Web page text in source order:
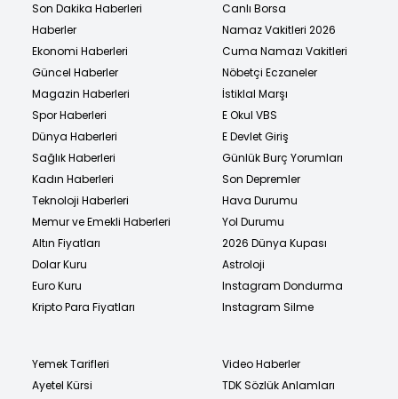
Son Dakika Haberleri
Haberler
Ekonomi Haberleri
Güncel Haberler
Magazin Haberleri
Spor Haberleri
Dünya Haberleri
Sağlık Haberleri
Kadın Haberleri
Teknoloji Haberleri
Memur ve Emekli Haberleri
Altın Fiyatları
Dolar Kuru
Euro Kuru
Kripto Para Fiyatları
Canlı Borsa
Namaz Vakitleri 2026
Cuma Namazı Vakitleri
Nöbetçi Eczaneler
İstiklal Marşı
E Okul VBS
E Devlet Giriş
Günlük Burç Yorumları
Son Depremler
Hava Durumu
Yol Durumu
2026 Dünya Kupası
Astroloji
Instagram Dondurma
Instagram Silme
Yemek Tarifleri
Ayetel Kürsi
Video Haberler
TDK Sözlük Anlamları